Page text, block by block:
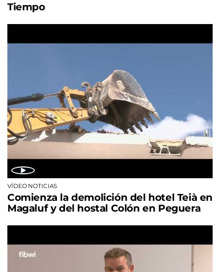
Tiempo
VÍDEO NOTICIAS
Comienza la demolición del hotel Teià en
Magaluf y del hostal Colón en Peguera